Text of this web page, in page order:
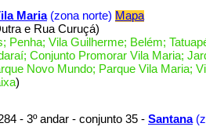
Maria (zona norte) Mapa
e Rua Curuçá)
Penha; Vila Guilherme; Belém;
Conjunto Promorar Vila Maria;
Novo Mundo; Parque Vila Maria;
)
- 3º andar - conjunto 35 - Santana